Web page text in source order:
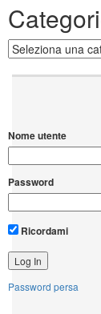
Categorie
Nome utente
Password
Ricordami
Password persa